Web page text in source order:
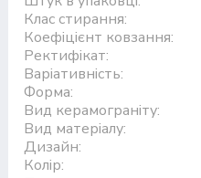
Клас стирання:
Коефіцієнт ковзання:
Ректифікат:
Варіативність:
Форма:
Вид керамограніту:
Вид матеріалу:
Дизайн:
Колір: